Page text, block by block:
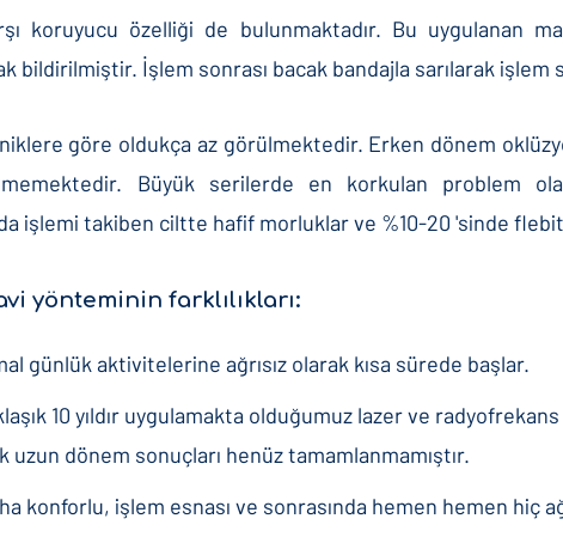
koruyucu özelliği de bulunmaktadır. Bu uygulanan
bildirilmiştir. İşlem sonrası bacak bandajla sarılarak işlem
göre oldukça az görülmektedir. Erken dönem
Büyük serilerde en korkulan problem
işlemi takiben ciltte hafif morluklar ve %10-20 'sinde
yönteminin farklılıkları:
günlük aktivitelerine ağrısız olarak kısa sürede başlar.
10 yıldır uygulamakta olduğumuz lazer ve
uzun dönem sonuçları henüz tamamlanmamıştır.
konforlu, işlem esnası ve sonrasında hemen hemen hiç